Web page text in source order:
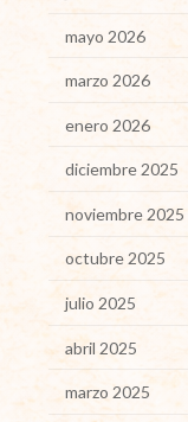
mayo 2026
marzo 2026
enero 2026
diciembre 2025
noviembre 2025
octubre 2025
julio 2025
abril 2025
marzo 2025